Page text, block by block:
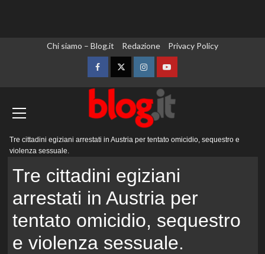
Chi siamo – Blog.it Redazione Privacy Policy
FacebookTwitterInstagramYouTube
principale
Tre cittadini egiziani arrestati in Austria per tentato omicidio, sequestro e
violenza sessuale.
Tre cittadini egiziani
arrestati in Austria per
tentato omicidio, sequestro
e violenza sessuale.